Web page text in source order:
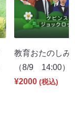
教育おたのしみ
（8/9 14:00）
¥2000 (税込)